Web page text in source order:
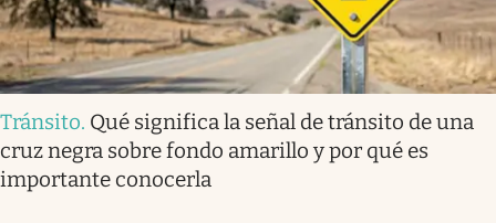
Tránsito. Qué significa la señal de tránsito de una
cruz negra sobre fondo amarillo y por qué es
importante conocerla